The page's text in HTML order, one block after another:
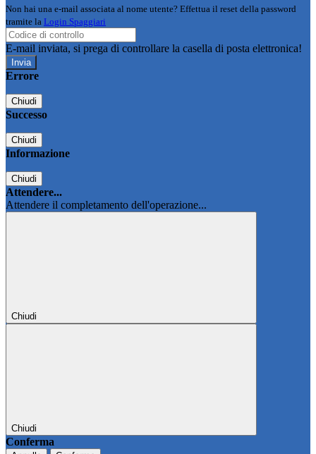
Non hai una e-mail associata al nome utente? Effettua il reset della password
tramite la Login Spaggiari
E-mail inviata, si prega di controllare la casella di posta elettronica!
Errore
Chiudi
Successo
Chiudi
Informazione
Chiudi
Attendere...
Attendere il completamento dell'operazione...
Chiudi
Chiudi
Conferma